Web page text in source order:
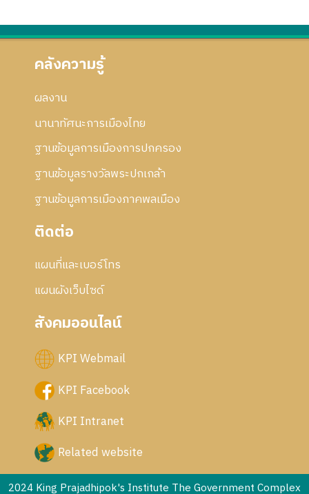
คลังความรู้
ผลงาน
นานาทัศนะการเมืองไทย
ฐานข้อมูลการเมืองการปกครอง
ฐานข้อมูลรางวัลพระปกเกล้า
ฐานข้อมูลการเมืองภาคพลเมือง
ติดต่อ
แผนที่และเบอร์โทร
แผนผังเว็บไซด์
สังคมออนไลน์
KPI Webmail
KPI Facebook
KPI Intranet
Related website
2024 King Prajadhipok's Institute The Government Complex